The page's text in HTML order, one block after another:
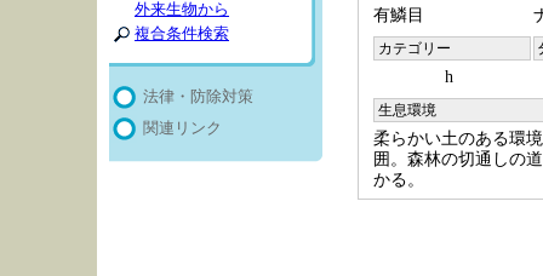
外来生物から
複合条件検索
法律・防除対策
関連リンク
有鱗目
カテゴリー
h
生息環境
柔らかい土のある環
囲。森林の切通しの
かる。